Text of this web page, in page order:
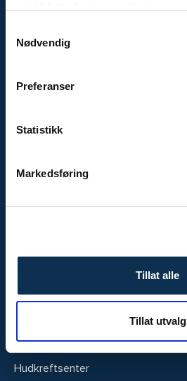
Nødvendig
Preferanser
Statistikk
Markedsføring
Tillat alle
Tillat utvalg
Priser
Avbestille / se time
Bedrift
Offentlige avtaler
Personvernerklæring
Alt under ett tak:
Hudkreftsenter